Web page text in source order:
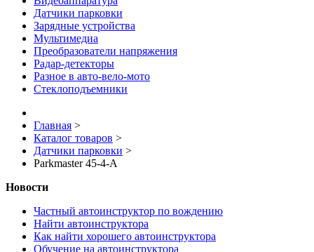
Датчики парковки
Зарядные устройства
Мультимедиа
Преобразователи напряжения
Радар-детекторы
Разное в авто-вело-мото
Стеклоподъемники
Главная >
Каталог товаров >
Датчики парковки >
Parkmaster 45-4-А
Новости
Частный автоинструктор по вождению
Найти автоинструктора
Как найти хорошего автоинструктора
Обучение на автоинструктора